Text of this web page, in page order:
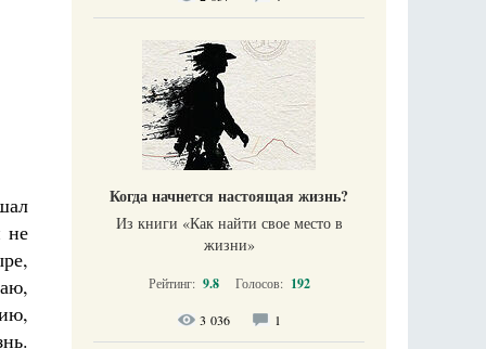
не
Когда начнется настоящая жизнь?
Из книги «Как найти свое место в
жизни​»
Рейтинг: 9.8 Голосов: 192
3 036 1